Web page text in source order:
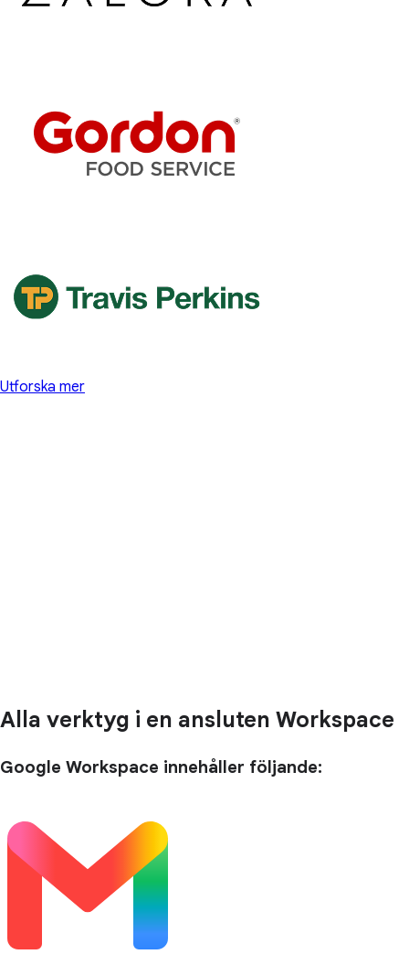
Utforska mer
Alla verktyg i en ansluten Workspace
Google Workspace innehåller följande: